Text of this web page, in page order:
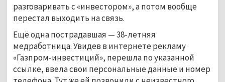
разговаривать с «инвестором», а потом вообще
перестал выходить на связь.
Ещё одна пострадавшая — 38-летняя
медработница. Увидев в интернете рекламу
«Газпром-инвестиций», перешла по указанной
ссылке, ввела свои персональные данные и номер